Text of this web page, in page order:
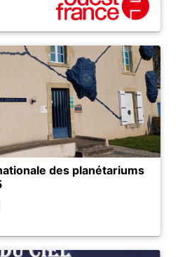
des planétariums